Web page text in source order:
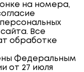
на номера,
Все
обработке
Федеральным
от 27 июля